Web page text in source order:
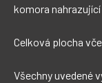
komora nahrazující
Celková plocha
Všechny uvedené